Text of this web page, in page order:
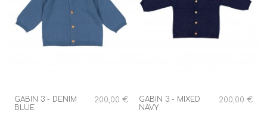
GABIN 3 - DENIM
BLUE
200,00 €
GABIN 3 - MIXED
NAVY
200,00 €